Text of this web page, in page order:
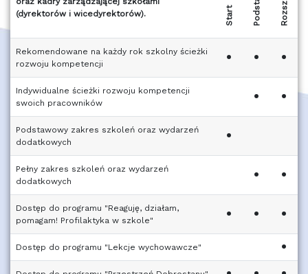
(dyrektorów i wicedyrektorów).
Start
Rekomendowane na każdy rok szkolny ścieżki
rozwoju kompetencji
• • •
Indywidualne ścieżki rozwoju kompetencji
swoich pracowników
• •
Podstawowy zakres szkoleń oraz wydarzeń
dodatkowych
•
Pełny zakres szkoleń oraz wydarzeń
dodatkowych
• •
Dostęp do programu "Reaguję, działam,
pomagam! Profilaktyka w szkole"
• • •
Dostęp do programu "Lekcje wychowawcze" •